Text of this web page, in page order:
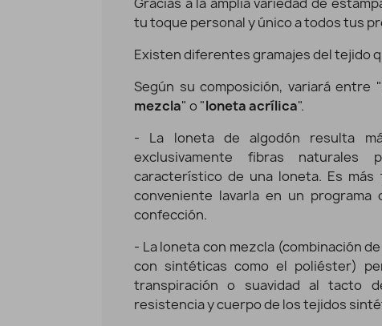
tu toque personal y único a todos tus
Existen diferentes gramajes del tejido
Según su composición, variará entre "
mezcla" o "loneta acrílica".
- La loneta de algodón resulta
exclusivamente fibras naturales
característico de una loneta. Es
conveniente lavarla en un
confección.
- La loneta con mezcla (combinación
con sintéticas como el poliéster)
transpiración o suavidad al tacto
resistencia y cuerpo de los tejidos